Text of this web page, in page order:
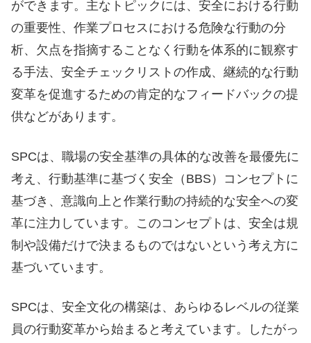
ができます。主なトピックには、安全における行動
の重要性、作業プロセスにおける危険な行動の分
析、欠点を指摘することなく行動を体系的に観察す
る手法、安全チェックリストの作成、継続的な行動
変革を促進するための肯定的なフィードバックの提
供などがあります。
SPCは、職場の安全基準の具体的な改善を最優先に
考え、行動基準に基づく安全（BBS）コンセプトに
基づき、意識向上と作業行動の持続的な安全への変
革に注力しています。このコンセプトは、安全は規
制や設備だけで決まるものではないという考え方に
基づいています。
SPCは、安全文化の構築は、あらゆるレベルの従業
員の行動変革から始まると考えています。したがっ